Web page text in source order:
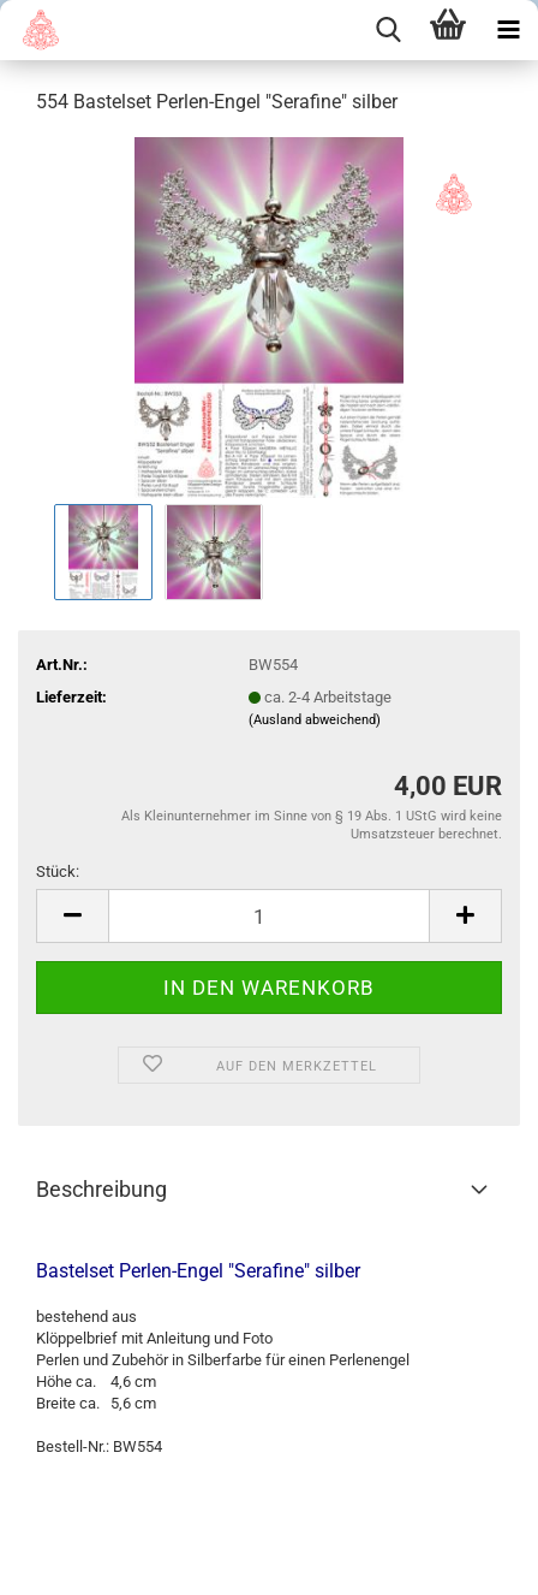
554 Bastelset Perlen-Engel "Serafine" silber
Art.Nr.:
BW554
Lieferzeit:
ca. 2-4 Arbeitstage
(Ausland abweichend)
4,00 EUR
Als Kleinunternehmer im Sinne von § 19 Abs. 1 UStG wird keine
Umsatzsteuer berechnet.
Stück:
AUF DEN MERKZETTEL
Beschreibung
Bastelset Perlen-Engel "Serafine" silber
bestehend aus
Klöppelbrief mit Anleitung und Foto
Perlen und Zubehör in Silberfarbe für einen Perlenengel
Höhe ca. 4,6 cm
Breite ca. 5,6 cm
Bestell-Nr.: BW554